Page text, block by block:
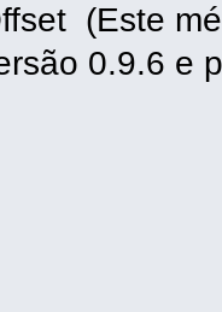
(Este
0.9.6 e